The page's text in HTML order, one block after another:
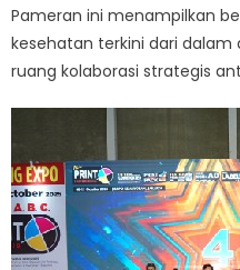
Pameran ini menampilkan
kesehatan terkini dari
ruang kolaborasi strategis